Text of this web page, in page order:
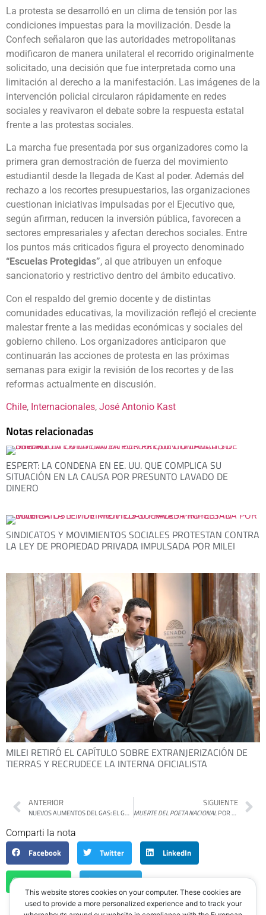
La protesta se desarrolló en un clima de tensión por las
condiciones impuestas para la movilización. Desde la
Confech señalaron que las autoridades metropolitanas
modificaron de manera unilateral el recorrido originalmente
solicitado, una decisión que fue interpretada como una
limitación al derecho a la manifestación. Las imágenes de la
intervención policial circularon rápidamente en redes
sociales y reavivaron el debate sobre la respuesta estatal
frente a las protestas sociales.
La marcha fue presentada por sus organizadores como la
primera gran demostración de fuerza del movimiento
estudiantil desde la llegada de Kast al poder. Además del
rechazo a los recortes presupuestarios, las organizaciones
cuestionan iniciativas impulsadas por el Ejecutivo que,
según afirman, reducen la inversión pública, favorecen a
sectores empresariales y afectan derechos sociales. Entre
los puntos más criticados figura el proyecto denominado
“Escuelas Protegidas”, al que atribuyen un enfoque
sancionatorio y restrictivo dentro del ámbito educativo.
Con el respaldo del gremio docente y de distintas
comunidades educativas, la movilización reflejó el creciente
malestar frente a las medidas económicas y sociales del
gobierno chileno. Los organizadores anticiparon que
continuarán las acciones de protesta en las próximas
semanas para exigir la revisión de los recortes y de las
reformas actualmente en discusión.
Chile, Internacionales, José Antonio Kast
Notas relacionadas
ESPERT: LA CONDENA EN EE. UU. QUE COMPLICA SU
SITUACIÓN EN LA CAUSA POR PRESUNTO LAVADO DE
DINERO
SINDICATOS Y MOVIMIENTOS SOCIALES PROTESTAN CONTRA
LA LEY DE PROPIEDAD PRIVADA IMPULSADA POR MILEI
MILEI RETIRÓ EL CAPÍTULO SOBRE EXTRANJERIZACIÓN DE
TIERRAS Y RECRUDECE LA INTERNA OFICIALISTA
ANTERIOR
NUEVOS AUMENTOS DEL GAS: EL GOBIERNO ACTUALIZÓ LAS TARIFAS EN DISTINTAS REGIONES DEL PAÍS
SIGUIENTE
MUERTE DEL POETA NACIONALPOR MARTÍN GAMBAROTTA
Comparti la nota
Facebook
Twitter LinkedIn
WhatsApp Telegram
This website stores cookies on your computer. These cookies are
used to provide a more personalized experience and to track your